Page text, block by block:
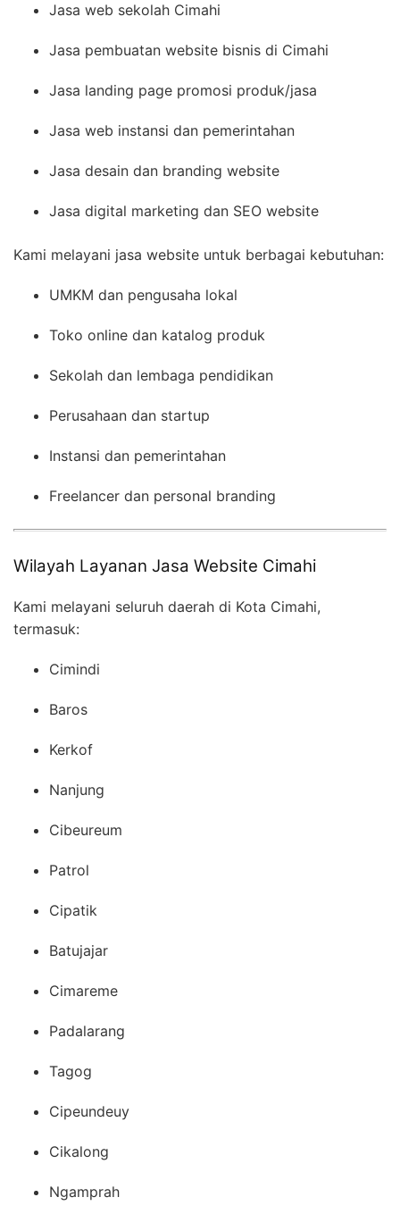
Jasa web sekolah Cimahi
Jasa pembuatan website bisnis di Cimahi
Jasa landing page promosi produk/jasa
Jasa web instansi dan pemerintahan
Jasa desain dan branding website
Jasa digital marketing dan SEO website
Kami melayani jasa website untuk berbagai kebutuhan:
UMKM dan pengusaha lokal
Toko online dan katalog produk
Sekolah dan lembaga pendidikan
Perusahaan dan startup
Instansi dan pemerintahan
Freelancer dan personal branding
Wilayah Layanan Jasa Website Cimahi
Kami melayani seluruh daerah di Kota Cimahi,
termasuk:
Cimindi
Baros
Kerkof
Nanjung
Cibeureum
Patrol
Cipatik
Batujajar
Cimareme
Padalarang
Tagog
Cipeundeuy
Cikalong
Ngamprah